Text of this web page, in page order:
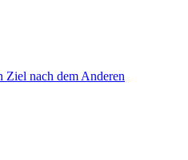
Ziel nach dem Anderen